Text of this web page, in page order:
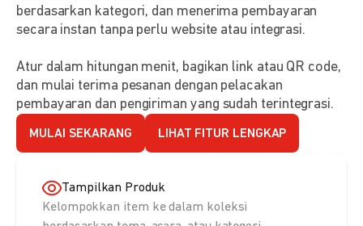
berdasarkan kategori, dan menerima pembayaran
secara instan tanpa perlu website atau integrasi.
Atur dalam hitungan menit, bagikan link atau QR code,
dan mulai terima pesanan dengan pelacakan
pembayaran dan pengiriman yang sudah terintegrasi.
MULAI SEKARANG LIHAT FITUR LENGKAP
Tampilkan Produk
Kelompokkan item ke dalam koleksi